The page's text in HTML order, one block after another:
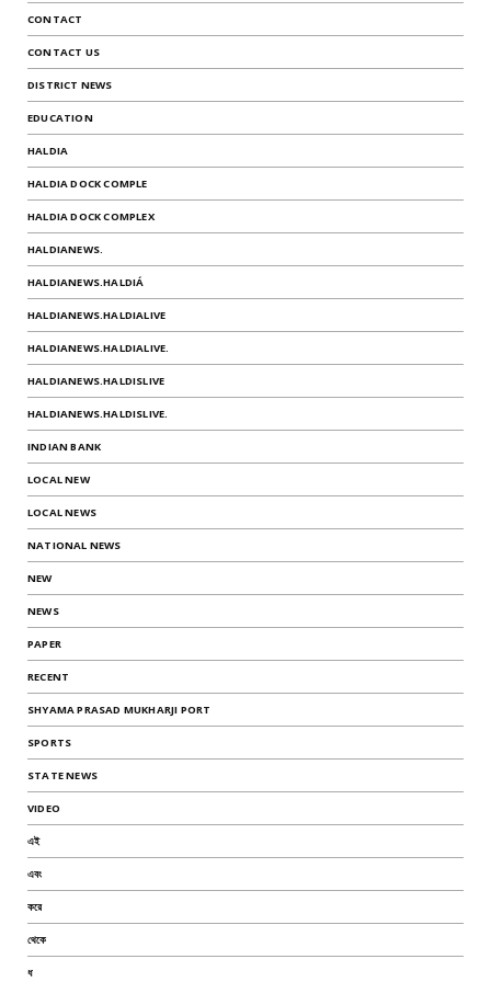
CONTACT
CONTACT US
DISTRICT NEWS
EDUCATION
HALDIA
HALDIA DOCK COMPLE
HALDIA DOCK COMPLEX
HALDIANEWS.
HALDIANEWS.HALDIÁ
HALDIANEWS.HALDIALIVE
HALDIANEWS.HALDIALIVE.
HALDIANEWS.HALDISLIVE
HALDIANEWS.HALDISLIVE.
INDIAN BANK
LOCAL NEW
LOCAL NEWS
NATIONAL NEWS
NEW
NEWS
PAPER
RECENT
SHYAMA PRASAD MUKHARJI PORT
SPORTS
STATE NEWS
VIDEO
এই
এবং
করে
থেকে
ধ